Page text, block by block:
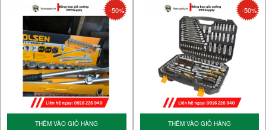
-50%
THÊM VÀO GIỎ HÀNG
-50%
THÊM VÀO GIỎ HÀNG